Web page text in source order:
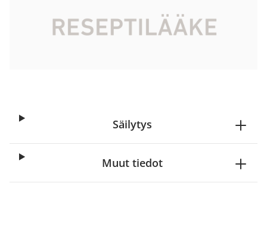
Tarkista Kela-korvattavuus
Säilytys
Muut tiedot